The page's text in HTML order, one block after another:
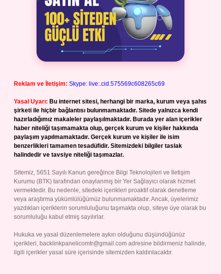
Reklam ve İletişim: Skype: live:.cid.575569c608265c69
Yasal Uyarı: Bu internet sitesi, herhangi bir marka, kurum veya şahıs
şirketi ile hiçbir bağlantısı bulunmamaktadır. Sitede yalnızca kendi
hazırladığımız makaleler paylaşılmaktadır. Burada yer alan içerikler
haber niteliği taşımamakta olup, gerçek kurum ve kişiler hakkında
paylaşım yapılmamaktadır. Gerçek kurum ve kişiler ile isim
benzerlikleri tamamen tesadüfidir. Sitemizdeki bilgiler taslak
halindedir ve tavsiye niteliği taşımazlar.
Sitemiz, 5651 Sayılı Kanun gereğince Bilgi Teknolojileri ve İletişim
Kurumu (BTK) tarafından onaylanmış bir Yer Sağlayıcı olarak hizmet
vermektedir. Bu nedenle, sitedeki içerikleri proaktif olarak denetleme
veya araştırma yükümlülüğümüz bulunmamaktadır. Ancak, üyelerimiz
yazdıkları içeriklerin sorumluluğunu taşımakta olup, siteye üye olarak bu
sorumluluğu kabul etmiş sayılırlar.
Hukuka ve yasal düzenlemelere aykırı olduğunu düşündüğünüz
içerikleri, backlinkpanelicomtr@gmail.com adresine bildirmeniz halinde,
ilgili içerikler yasal süre içerisinde sitemizden kaldırılacaktır.